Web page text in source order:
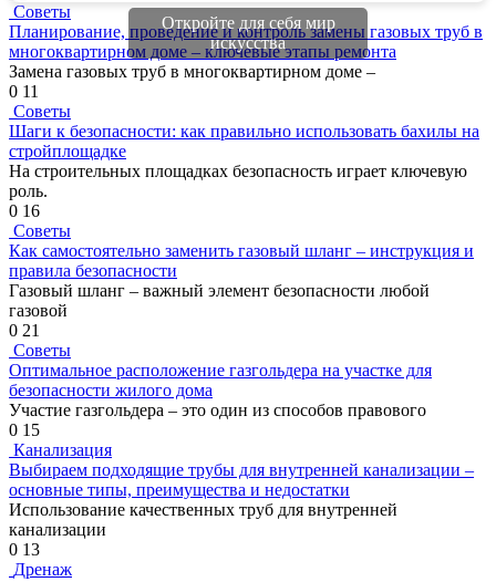
Откройте для себя мир
искусства
Советы
Планирование, проведение и контроль замены газовых труб в
многоквартирном доме – ключевые этапы ремонта
Замена газовых труб в многоквартирном доме –
0 11
Советы
Шаги к безопасности: как правильно использовать бахилы на
стройплощадке
На строительных площадках безопасность играет ключевую
роль.
0 16
Советы
Как самостоятельно заменить газовый шланг – инструкция и
правила безопасности
Газовый шланг – важный элемент безопасности любой
газовой
0 21
Советы
Оптимальное расположение газгольдера на участке для
безопасности жилого дома
Участие газгольдера – это один из способов правового
0 15
Канализация
Выбираем подходящие трубы для внутренней канализации –
основные типы, преимущества и недостатки
Использование качественных труб для внутренней
канализации
0 13
Дренаж